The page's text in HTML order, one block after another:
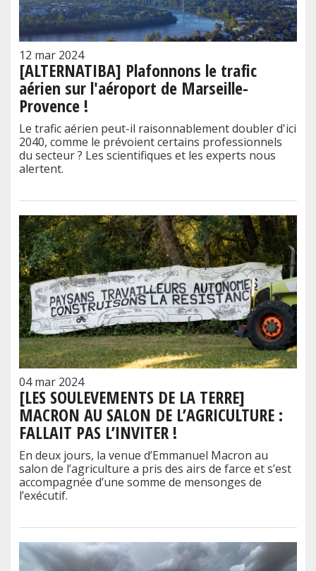
12 mar 2024
[ALTERNATIBA] Plafonnons le trafic
aérien sur l'aéroport de Marseille-
Provence !
Le trafic aérien peut-il raisonnablement doubler d'ici
2040, comme le prévoient certains professionnels
du secteur ? Les scientifiques et les experts nous
alertent.
04 mar 2024
[LES SOULEVEMENTS DE LA TERRE]
MACRON AU SALON DE L’AGRICULTURE :
FALLAIT PAS L’INVITER !
En deux jours, la venue d’Emmanuel Macron au
salon de l’agriculture a pris des airs de farce et s’est
accompagnée d’une somme de mensonges de
l’exécutif.